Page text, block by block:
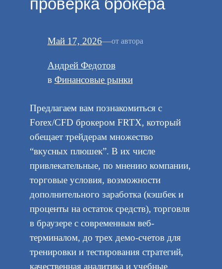
Май 17, 2026—от автора
Андрей Федотов
в Финансовые рынки
Предлагаем вам познакомиться с
Forex/CFD брокером FRTX, который
обещает трейдерам множество
“вкусных плюшек”. В их числе
привлекательные, по мнению компании,
торговые условия, возможности
дополнительного заработка (кэшбек и
проценты на остаток средств), торговля
в браузере с современным веб-
терминалом, до трех демо-счетов для
тренировки и тестирования стратегий,
качественная аналитика и учебные